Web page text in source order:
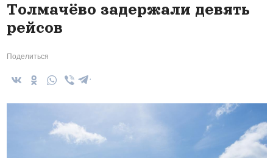
Толмачёво задержали девять
рейсов
Поделиться